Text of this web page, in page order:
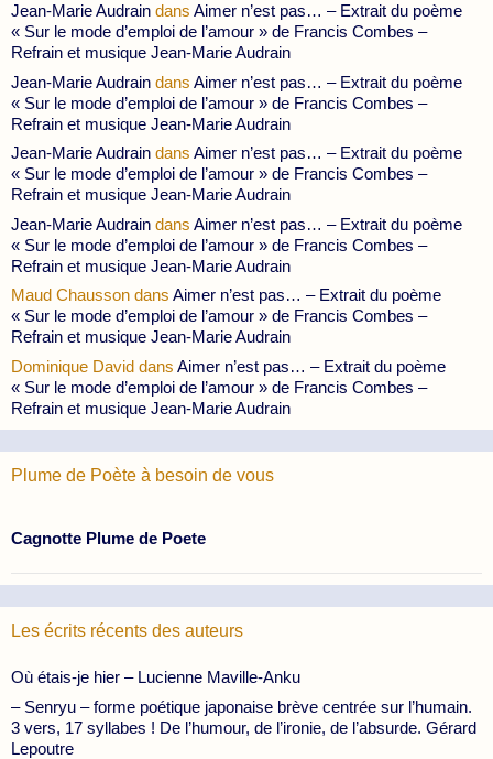
Jean-Marie Audrain dans Aimer n’est pas… – Extrait du poème
« Sur le mode d’emploi de l’amour » de Francis Combes –
Refrain et musique Jean-Marie Audrain
Jean-Marie Audrain dans Aimer n’est pas… – Extrait du poème
« Sur le mode d’emploi de l’amour » de Francis Combes –
Refrain et musique Jean-Marie Audrain
Jean-Marie Audrain dans Aimer n’est pas… – Extrait du poème
« Sur le mode d’emploi de l’amour » de Francis Combes –
Refrain et musique Jean-Marie Audrain
Jean-Marie Audrain dans Aimer n’est pas… – Extrait du poème
« Sur le mode d’emploi de l’amour » de Francis Combes –
Refrain et musique Jean-Marie Audrain
Maud Chausson dans Aimer n’est pas… – Extrait du poème
« Sur le mode d’emploi de l’amour » de Francis Combes –
Refrain et musique Jean-Marie Audrain
Dominique David dans Aimer n’est pas… – Extrait du poème
« Sur le mode d’emploi de l’amour » de Francis Combes –
Refrain et musique Jean-Marie Audrain
Plume de Poète à besoin de vous
Cagnotte Plume de Poete
Les écrits récents des auteurs
Où étais-je hier – Lucienne Maville-Anku
– Senryu – forme poétique japonaise brève centrée sur l’humain.
3 vers, 17 syllabes ! De l’humour, de l’ironie, de l’absurde. Gérard
Lepoutre